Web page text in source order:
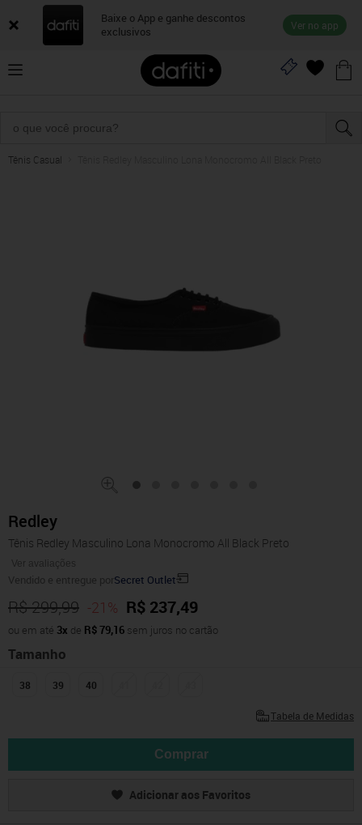
Baixe o App e ganhe descontos
exclusivos
Ver no app
Tênis Casual
Redley
Tênis Redley Masculino Lona Monocromo All Black Preto
Ver avaliações
Vendido e entregue porSecret Outlet
R$ 299,99 -21% R$ 237,49
ou em até 3x de R$ 79,16 sem juros no cartão
Tamanho
38 39 40
Tabela de Medidas
Comprar
Adicionar aos Favoritos